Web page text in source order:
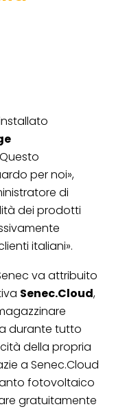
per noi»,
di
dei prodotti
italiani».
va attribuito
Senec.Cloud,
durante tutto
della propria
a Senec.Cloud
fotovoltaico
gratuitamente